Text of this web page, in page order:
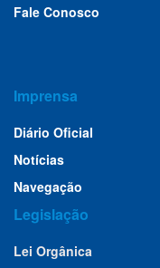
Fale Conosco
Imprensa
Diário Oficial
Notícias
Navegação
Legislação
Lei Orgânica